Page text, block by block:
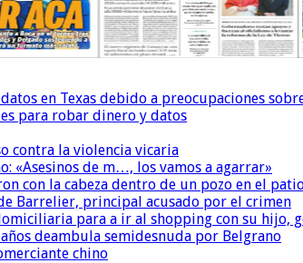
en Texas debido a preocupaciones
para robar dinero y datos
contra la violencia vicaria
«Asesinos de m…, los vamos a agarrar»
con la cabeza dentro de un pozo en el
Barrelier, principal acusado por el crimen
para a ir al shopping con su hijo,
deambula semidesnuda por Belgrano
chino